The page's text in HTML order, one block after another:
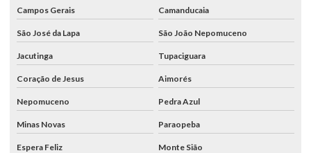
Campos Gerais Camanducaia
São José da Lapa São João Nepomuceno
Jacutinga Tupaciguara
Coração de Jesus Aimorés
Nepomuceno Pedra Azul
Minas Novas Paraopeba
Espera Feliz Monte Sião